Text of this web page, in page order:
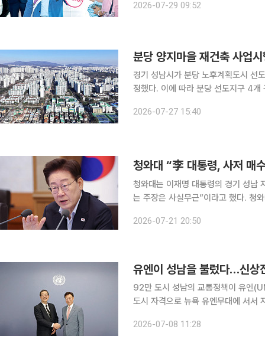
이 직원들과 함께 '갑질 제로' 출근길
2026-07-29 09:52
분당 양지마을 재건축 사업
경기 성남시가 분당 노후계획도시 선
정했다. 이에 따라 분당 선도지구 4개
2026-07-27 15:40
청와대 “李 대통령, 사저 매
청와대는 이재명 대통령의 경기 성남
는 주장은 사실무근”이라고 했다. 청와대 대변인실은 21일 언론 공지를 통해 “매수인의 사정을 배려
밝혔다. 이어 “근저당 설정은 10
2026-07-21 20:50
유엔이 성남을 불렀다…신상
92만 도시 성남의 교통정책이 유엔
도시 자격으로 뉴욕 유엔무대에 서서
2026-07-08 11:28